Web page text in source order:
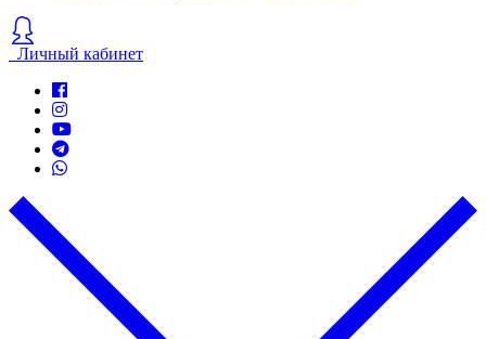
Личный кабинет